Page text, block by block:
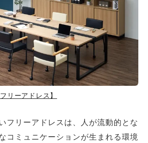
リーアドレス】
フリーアドレスは、人が流動的とな
コミュニケーションが生まれる環境